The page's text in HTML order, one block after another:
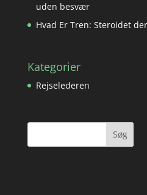
uden besvær
Hvad Er Tren: Steroidet
Kategorier
Rejselederen